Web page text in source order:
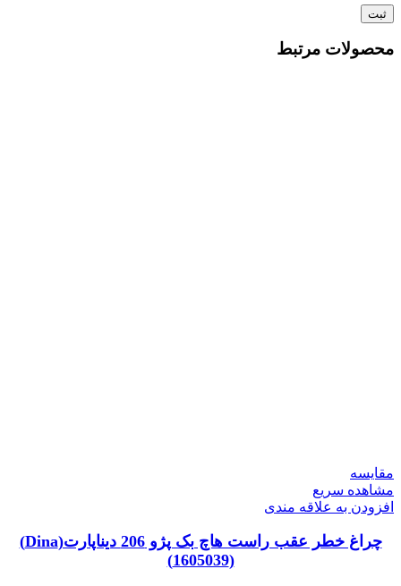
محصولات مرتبط
مقایسه
مشاهده سریع
افزودن به علاقه مندی
چراغ خطر عقب راست هاچ بک پژو 206 دیناپارت(Dina)
(1605039)